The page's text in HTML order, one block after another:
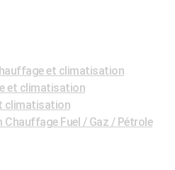
et climatisation
et climatisation
climatisation
Chauffage Fuel / Gaz / Pétrole